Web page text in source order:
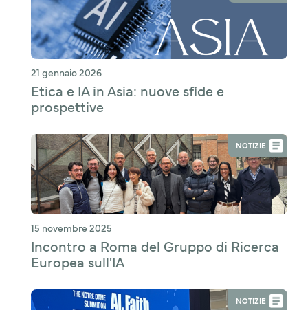
21 gennaio 2026
Etica e IA in Asia: nuove sfide e
prospettive
NOTIZIE
15 novembre 2025
Incontro a Roma del Gruppo di Ricerca
Europea sull'IA
NOTIZIE